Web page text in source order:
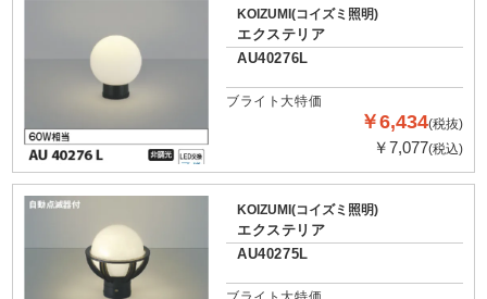
KOIZUMI(コイズミ照明)
エクステリア
AU40276L
ブライト大特価
￥6,434(税抜)
￥7,077(税込)
KOIZUMI(コイズミ照明)
エクステリア
AU40275L